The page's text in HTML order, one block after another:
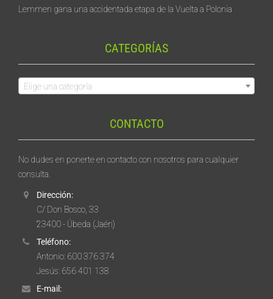
Lemmen gana una accidentada etapa de la Vuelta a Polonia
CATEGORÍAS
Elige una categoría
CONTACTO
No dudes en ponerte en contacto con nosotros para cualquier
consulta.
Dirección:
C/ Don Bosco, 33
23400 - Úbeda (Jaén)
Teléfono:
Antonio: 600 376 374
Jesús: 656 401 138
E-mail: